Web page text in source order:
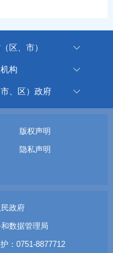
区、市）
构
、区）政府
版权声明
隐私声明
政府
数据管理局
：0751-8877712